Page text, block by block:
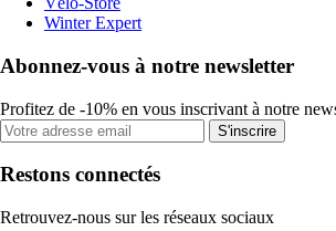
Winter Expert
Abonnez-vous à notre newsletter
Profitez de -10% en vous inscrivant à notre
S'inscrire
Restons connectés
Retrouvez-nous sur les réseaux sociaux